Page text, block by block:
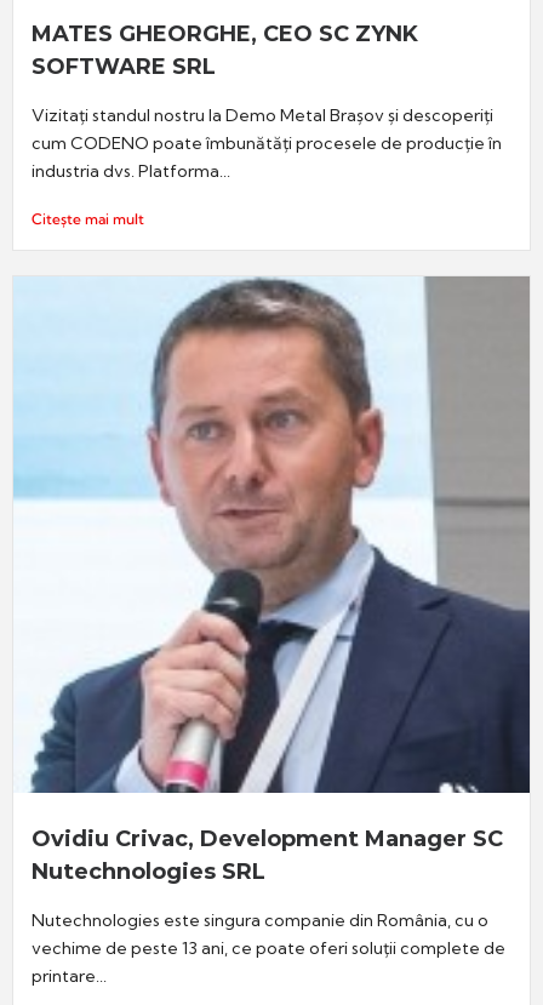
MATES GHEORGHE, CEO SC ZYNK
SOFTWARE SRL
Vizitați standul nostru la Demo Metal Brașov și descoperiți
cum CODENO poate îmbunătăți procesele de producție în
industria dvs. Platforma...
Citește mai mult
Ovidiu Crivac, Development Manager SC
Nutechnologies SRL
Nutechnologies este singura companie din România, cu o
vechime de peste 13 ani, ce poate oferi soluții complete de
printare...